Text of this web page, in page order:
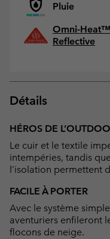
Pluie
Omni-Heat™
Reflective
Détails
HÉROS DE
Le cuir et le textile
intempéries, tandis
l’isolation permettent
FACILE À PORTER
Avec le système
aventuriers enfileront
flocons de neige.